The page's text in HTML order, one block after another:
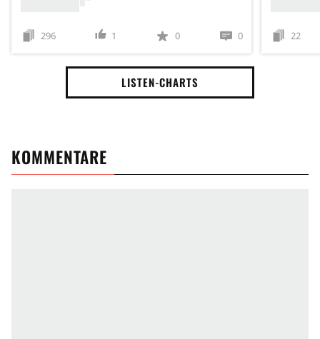
296 1 0 0 22
LISTEN-CHARTS
KOMMENTARE